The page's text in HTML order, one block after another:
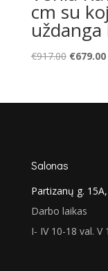
cm su
€917.00 Original
€917.00.
€679.00
Salonas
Partizanų g.
Darbo laikas
I- IV 10-18 val. V